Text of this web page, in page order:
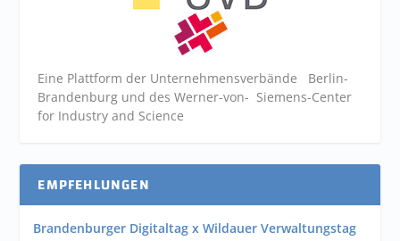
Eine Plattform der Unternehmensverbände Berlin-
Brandenburg und des Werner-von- Siemens-Center
for Industry and Science
EMPFEHLUNGEN
Brandenburger Digitaltag x Wildauer Verwaltungstag